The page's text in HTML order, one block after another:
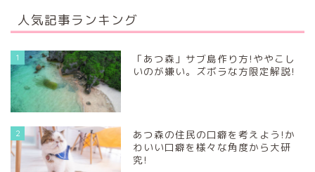
人気記事ランキング
1
「あつ森」サブ島作り方!ややこし
いのが嫌い。ズボラな方限定解説!
2
あつ森の住民の口癖を考えよう!か
わいい口癖を様々な角度から大研
究!